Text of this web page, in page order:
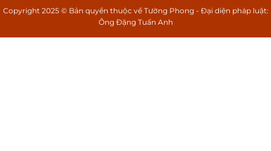
Copyright 2025 © Bản quyền thuộc về Tường Phong - Đại diện pháp luật:
Ông Đặng Tuấn Anh